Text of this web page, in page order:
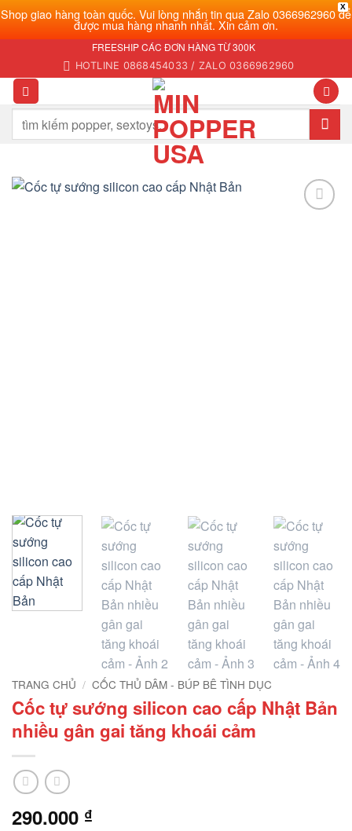
X
Shop giao hàng toàn quốc. Vui lòng nhắn tin qua Zalo 0366962960 để
được mua hàng nhanh nhất. Xin cảm ơn.
nội
dung
FREESHIP CÁC ĐƠN HÀNG TỪ 300K
HOTLINE 0868454033 / ZALO 0366962960
Tìm
kiếm:
TRANG CHỦ / CỐC THỦ DÂM - BÚP BÊ TÌNH DỤC
Cốc tự sướng silicon cao cấp Nhật Bản
nhiều gân gai tăng khoái cảm
290.000 ₫